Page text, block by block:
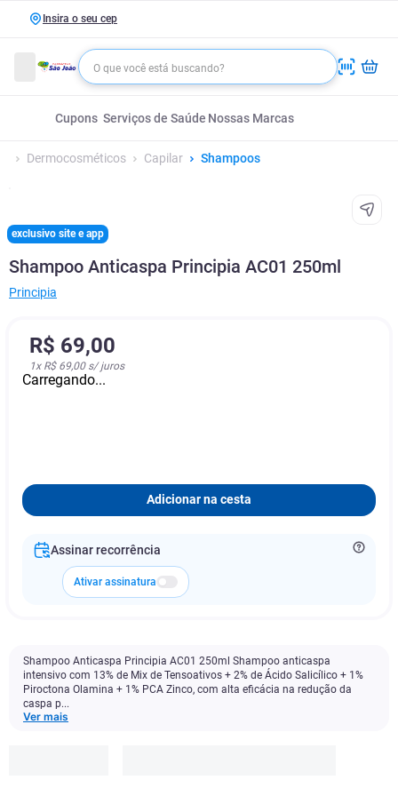
Insira o seu cep
Cupons Serviços de Saúde Nossas Marcas
Dermocosméticos Capilar Shampoos
exclusivo site e app
Shampoo Anticaspa Principia AC01 250ml
Principia
R$ 69,00
1x R$ 69,00s/ juros
Carregando...
Adicionar na cesta
Assinar recorrência
Ativar assinatura
Shampoo Anticaspa Principia AC01 250ml Shampoo anticaspa
intensivo com 13% de Mix de Tensoativos + 2% de Ácido Salicílico + 1%
Piroctona Olamina + 1% PCA Zinco, com alta eficácia na redução da
caspa p...
Ver mais